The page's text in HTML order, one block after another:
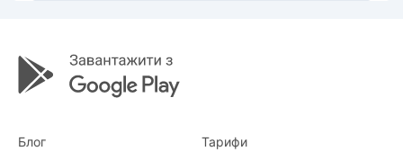
Блог Тарифи